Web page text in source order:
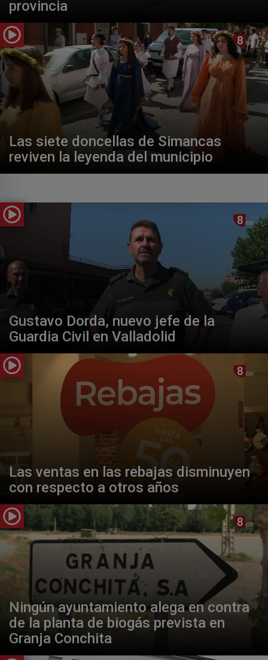
provincia
Las siete doncellas de Simancas
reviven la leyenda del municipio
Gustavo Dorda, nuevo jefe de la
Guardia Civil en Valladolid
Las ventas en las rebajas disminuyen
con respecto a otros años
Ningún ayuntamiento alega en contra
de la planta de biogás prevista en
Granja Conchita